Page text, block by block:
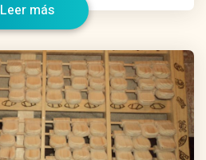
Leer más